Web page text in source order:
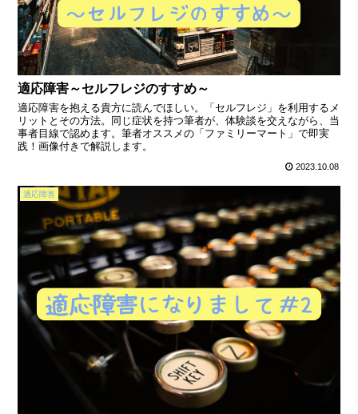
適応障害～セルフレジのすすめ～
適応障害を抱える貴方に読んでほしい。「セルフレジ」を利用するメ
リットとその方法。同じ症状を持つ筆者が、体験談を交えながら、当
事者目線で認めます。筆者オススメの「ファミリーマート」で即実
践！画像付きで解説します。
2023.10.08
適応障害